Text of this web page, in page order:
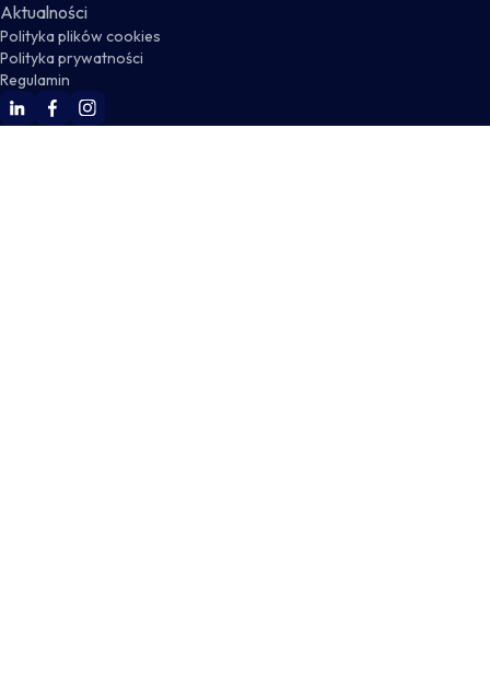
Aktualności
Polityka plików cookies
Polityka prywatności
Regulamin
WSKZ Linkedin
WSKZ Facebook
WSKZ Instagram